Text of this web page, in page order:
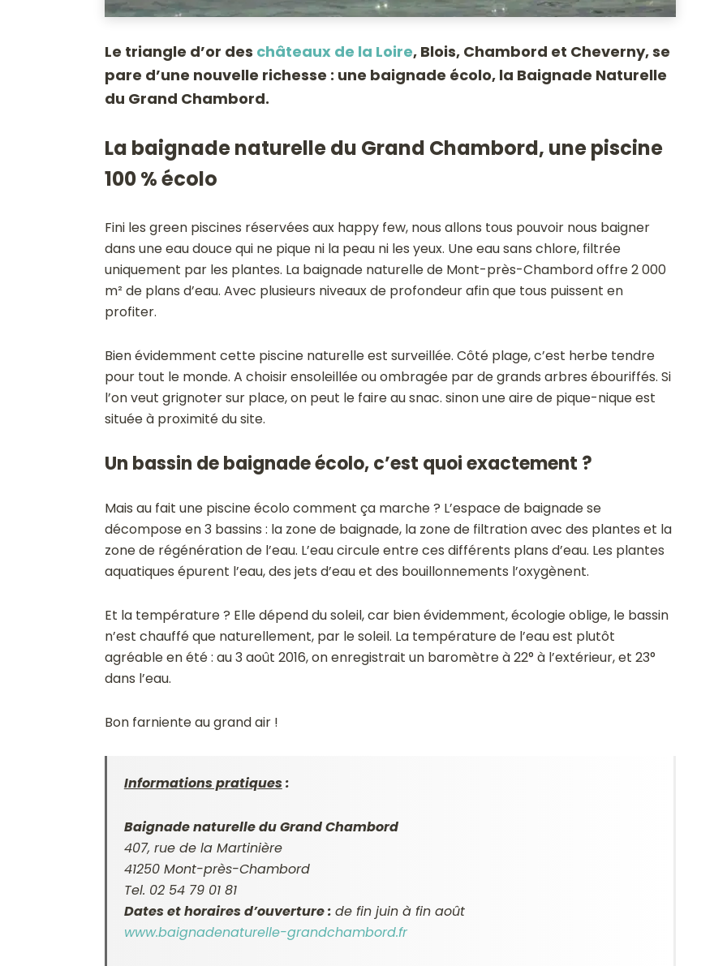
Le triangle d’or des châteaux de la Loire, Blois, Chambord et Cheverny, se
pare d’une nouvelle richesse : une baignade écolo, la Baignade Naturelle
du Grand Chambord.
La baignade naturelle du Grand Chambord, une piscine
100 % écolo
Fini les green piscines réservées aux happy few, nous allons tous pouvoir nous baigner
dans une eau douce qui ne pique ni la peau ni les yeux. Une eau sans chlore, filtrée
uniquement par les plantes. La baignade naturelle de Mont-près-Chambord offre 2 000
m² de plans d’eau. Avec plusieurs niveaux de profondeur afin que tous puissent en
profiter.
Bien évidemment cette piscine naturelle est surveillée. Côté plage, c’est herbe tendre
pour tout le monde. A choisir ensoleillée ou ombragée par de grands arbres ébouriffés. Si
l’on veut grignoter sur place, on peut le faire au snac. sinon une aire de pique-nique est
située à proximité du site.
Un bassin de baignade écolo, c’est quoi exactement ?
Mais au fait une piscine écolo comment ça marche ? L’espace de baignade se
décompose en 3 bassins : la zone de baignade, la zone de filtration avec des plantes et la
zone de régénération de l’eau. L’eau circule entre ces différents plans d’eau. Les plantes
aquatiques épurent l’eau, des jets d’eau et des bouillonnements l’oxygènent.
Et la température ? Elle dépend du soleil, car bien évidemment, écologie oblige, le bassin
n’est chauffé que naturellement, par le soleil. La température de l’eau est plutôt
agréable en été : au 3 août 2016, on enregistrait un baromètre à 22° à l’extérieur, et 23°
dans l’eau.
Bon farniente au grand air !
Informations pratiques:
Baignade naturelle du Grand Chambord
407, rue de la Martinière
41250 Mont-près-Chambord
Tel. 02 54 79 01 81
Dates et horaires d’ouverture : de fin juin à fin août
www.baignadenaturelle-grandchambord.fr